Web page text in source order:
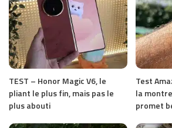
TEST – Honor Magic V6, le
pliant le plus fin, mais pas le
plus abouti
Test
la
promet